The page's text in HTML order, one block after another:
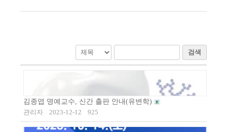
검색
김종엽 명예교수, 신간 출판 안내(유변학)
관리자
2023-12-12 925